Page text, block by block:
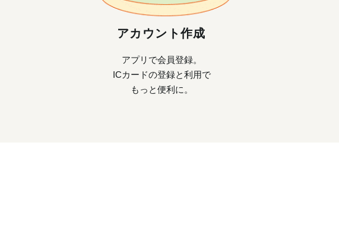
アカウント作成
アプリで会員登録。
ICカードの登録と利用で
もっと便利に。